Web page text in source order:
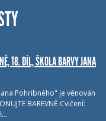
18. DÍL, ŠKOLA BARVY JANA
Pohribného" je věnován
BAREVNĚ.Cvičení: